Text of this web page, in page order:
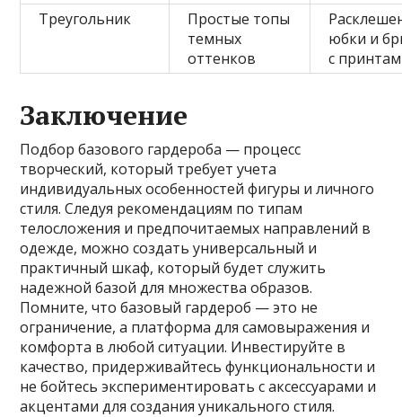
Треугольник
Простые топы
темных
оттенков
юбки и
с
Заключение
Подбор базового гардероба — процесс
творческий, который требует учета
индивидуальных особенностей фигуры и личного
стиля. Следуя рекомендациям по типам
телосложения и предпочитаемых направлений в
одежде, можно создать универсальный и
практичный шкаф, который будет служить
надежной базой для множества образов.
Помните, что базовый гардероб — это не
ограничение, а платформа для самовыражения и
комфорта в любой ситуации. Инвестируйте в
качество, придерживайтесь функциональности и
не бойтесь экспериментировать с аксессуарами и
акцентами для создания уникального стиля.